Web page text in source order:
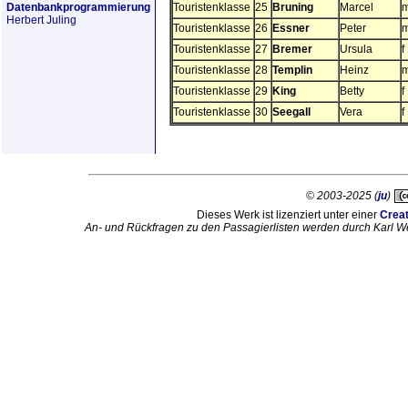
Datenbankprogrammierung
Herbert Juling
Touristenklasse 25 Bruning Marcel
Touristenklasse 26 Essner Peter
Touristenklasse 27 Bremer Ursula
f
Touristenklasse 28 Templin Heinz
Touristenklasse 29 King Betty
f
Touristenklasse 30 Seegall Vera f
© 2003-2025 (ju)
Dieses Werk ist lizenziert unter einer
An- und Rückfragen zu den Passagierlisten werden durch Karl